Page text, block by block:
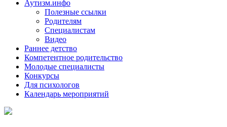
Аутизм.инфо
Полезные ссылки
Родителям
Специалистам
Видео
Раннее детство
Компетентное родительство
Молодые специалисты
Конкурсы
Для психологов
Календарь мероприятий